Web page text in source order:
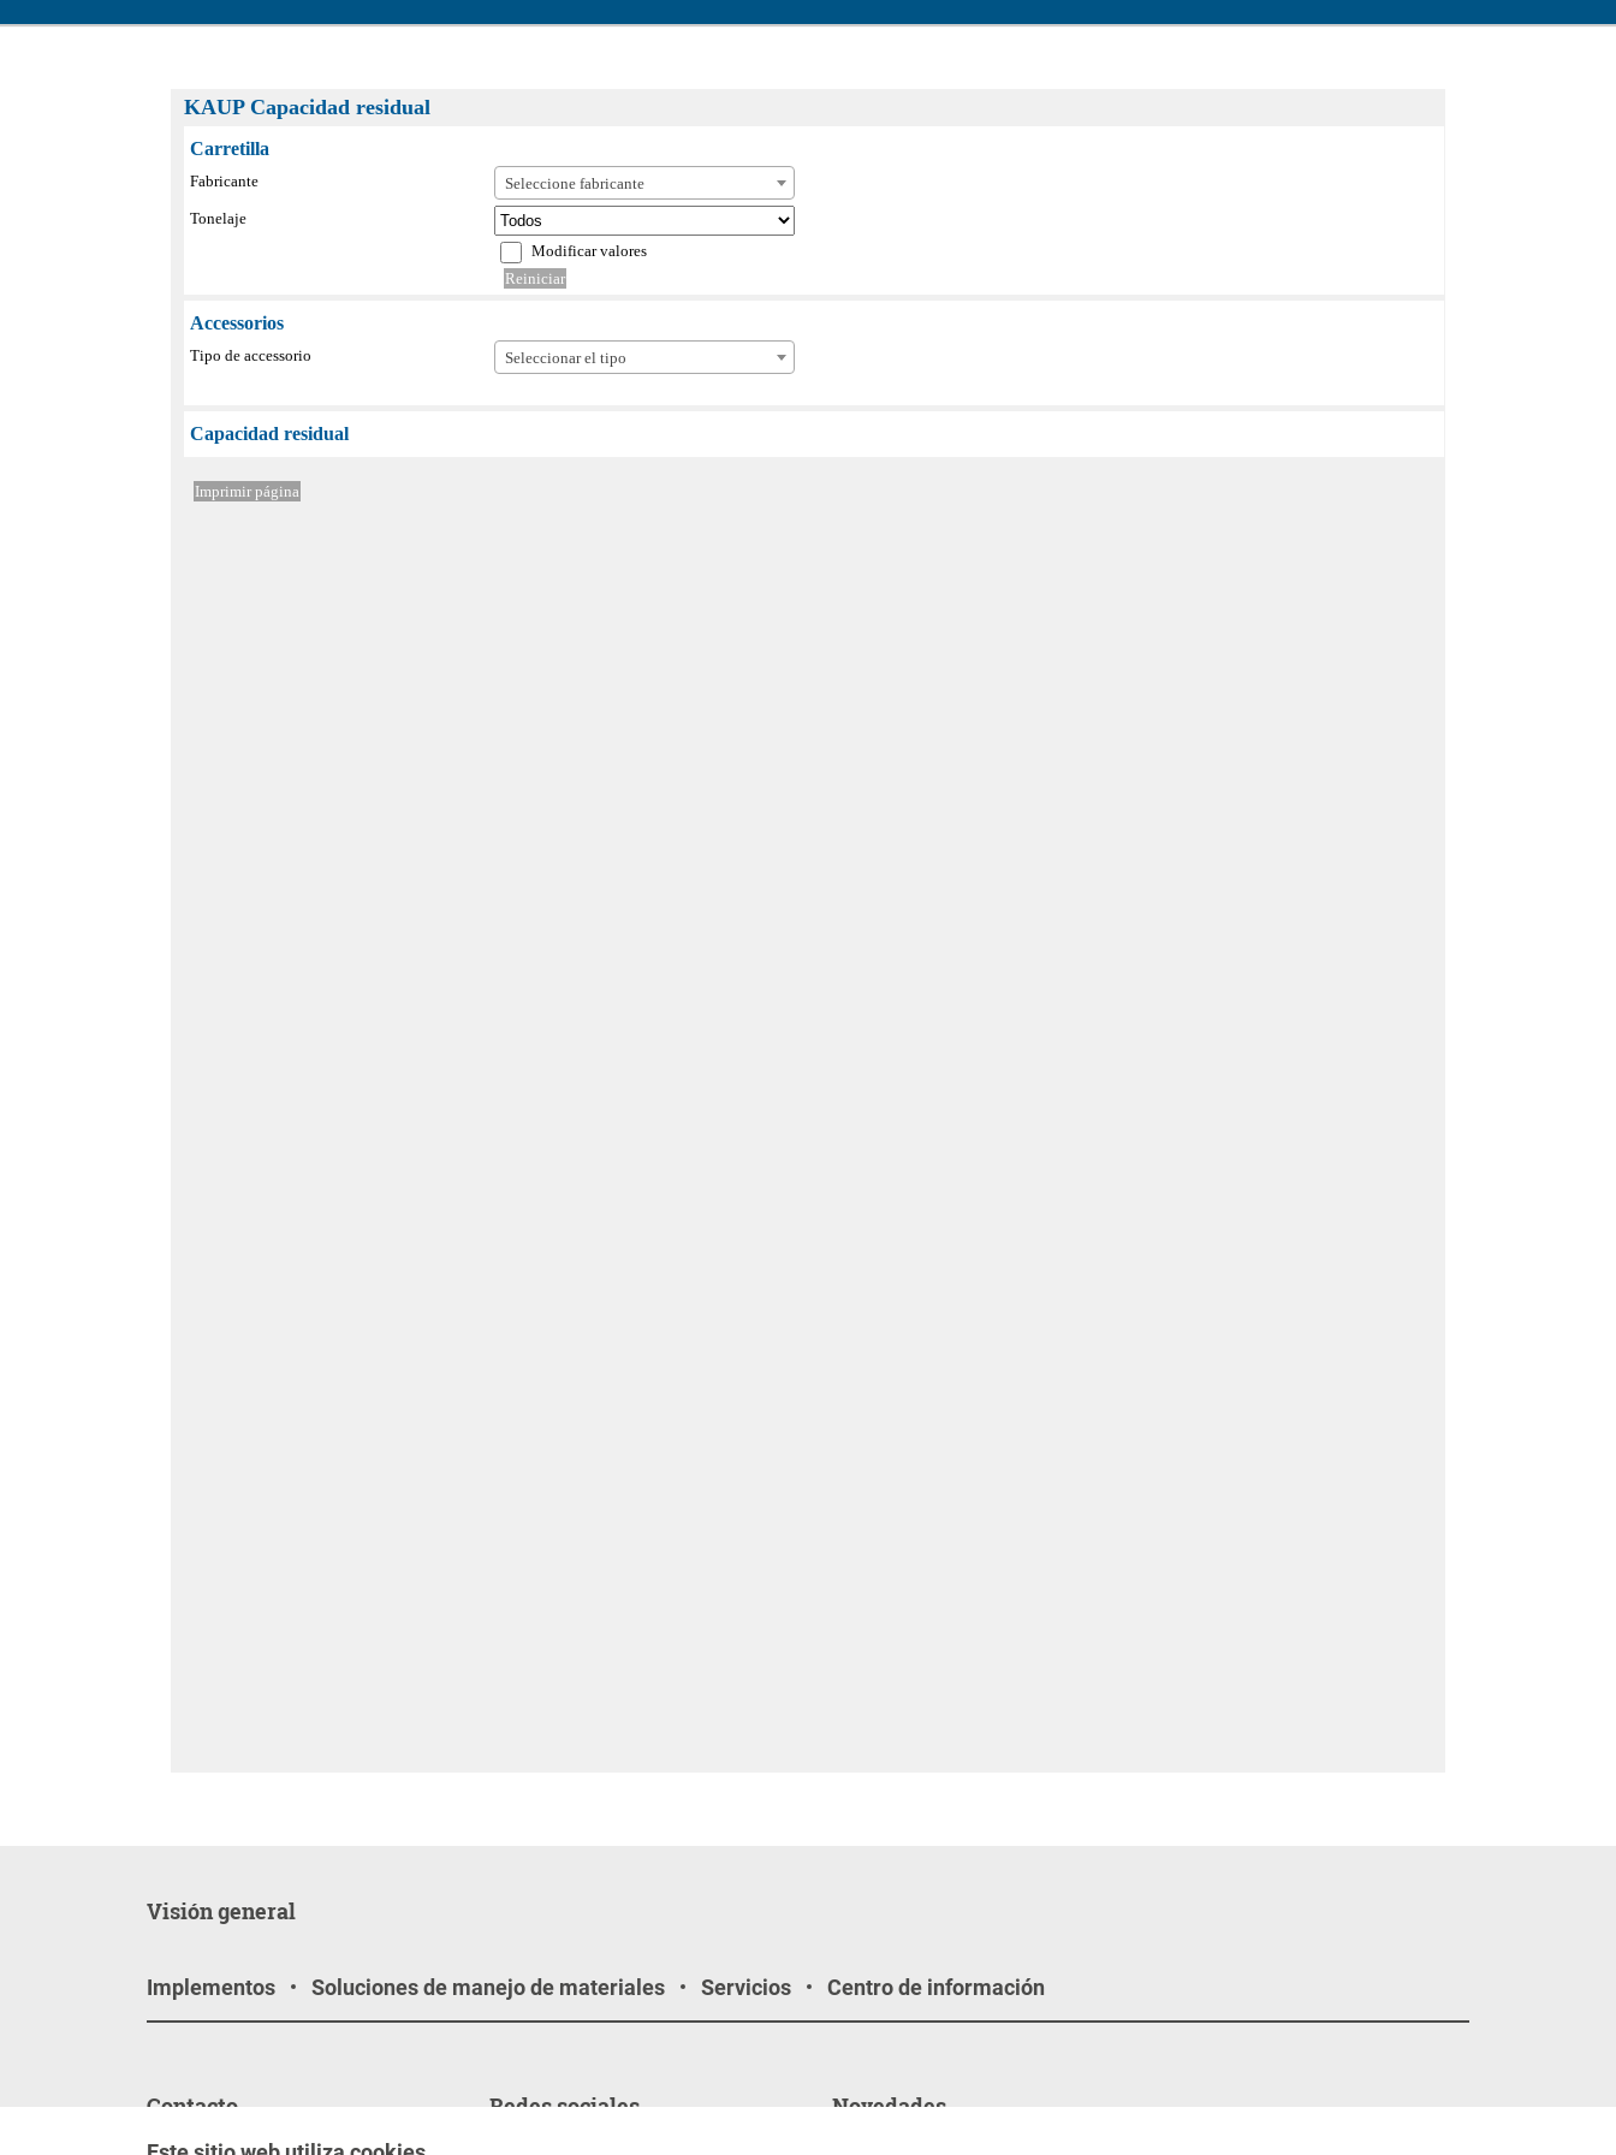
Visión general
Implementos Soluciones de manejo de materiales Servicios Centro de información
Contacto
Contáctenos
Redes sociales Novedades